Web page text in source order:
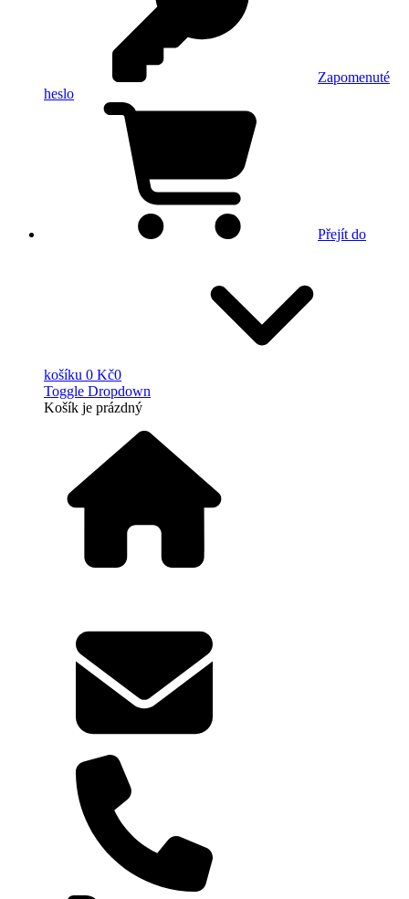
Zapomenuté
heslo
Přejít do
košíku 0 Kč0
Toggle Dropdown
Košík je prázdný